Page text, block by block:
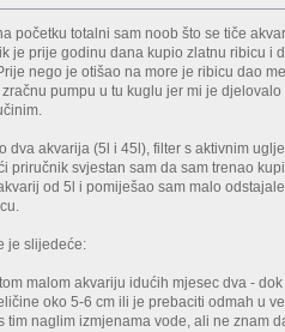
početku totalni sam noob što se tiče
je prije godinu dana kupio zlatnu ribicu i
nego je otišao na more je ribicu dao
pumpu u tu kuglu jer mi je
dva akvarija (5l i 45l), filter s aktivnim
priručnik svjestan sam da sam trenao
od 5l i pomiješao sam malo
je slijedeće:
malom akvariju idućih mjesec dva -
oko 5-6 cm ili je prebaciti odmah u
tim naglim izmjenama vode, ali ne znam